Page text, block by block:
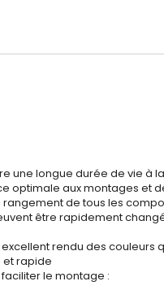
une longue durée de vie à
optimale aux montages et
rangement de tous les
être rapidement
rendu des couleurs
et rapide
le montage :